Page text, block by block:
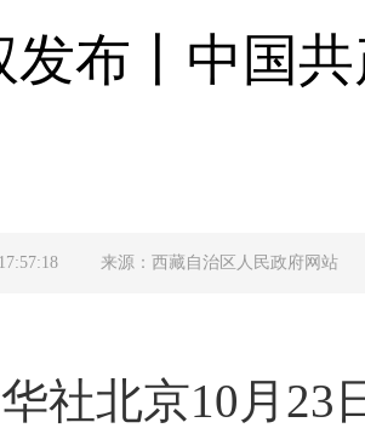
发布丨中国
来源：西藏自治区人民政府网站
社北京10月23